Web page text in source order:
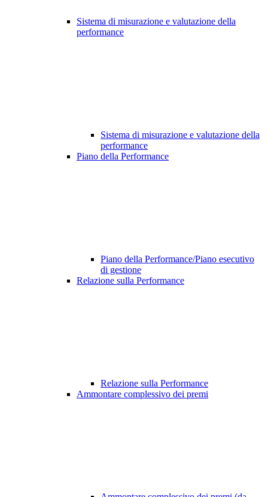
Sistema di misurazione e valutazione della
performance
Sistema di misurazione e valutazione della
performance
Piano della Performance
Piano della Performance/Piano esecutivo
di gestione
Relazione sulla Performance
Relazione sulla Performance
Ammontare complessivo dei premi